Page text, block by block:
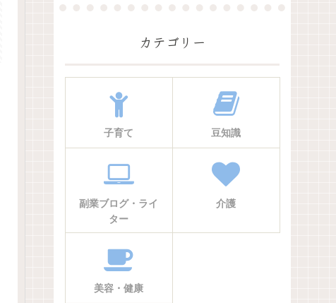
カテゴリー
子育て 豆知識
副業ブログ・ライ
ター
介護
美容・健康